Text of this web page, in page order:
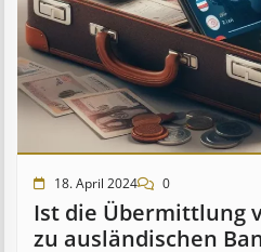
18. April 2024 0
Ist die Über­mitt­lung
zu aus­länd­isch­en